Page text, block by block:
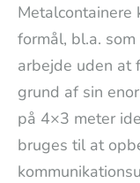
formål, bl.a.
arbejde uden at
grund af sin
på 4×3 meter
bruges til at